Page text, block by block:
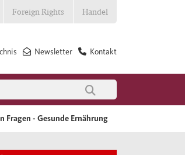
Foreign Rights Handel
Kontakt
Newsletter
Fragen - Gesunde Ernährung